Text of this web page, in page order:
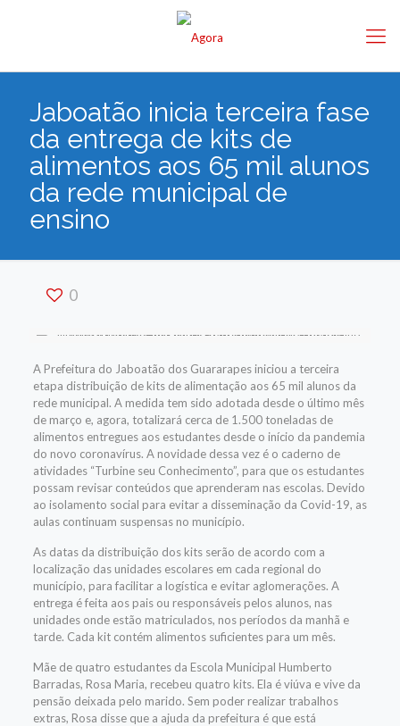
Jaboatão inicia terceira fase
da entrega de kits de
alimentos aos 65 mil alunos
da rede municipal de
ensino
0
A Prefeitura do Jaboatão dos Guararapes iniciou a terceira
etapa distribuição de kits de alimentação aos 65 mil alunos da
rede municipal. A medida tem sido adotada desde o último mês
de março e, agora, totalizará cerca de 1.500 toneladas de
alimentos entregues aos estudantes desde o início da pandemia
do novo coronavírus. A novidade dessa vez é o caderno de
atividades “Turbine seu Conhecimento”, para que os estudantes
possam revisar conteúdos que aprenderam nas escolas. Devido
ao isolamento social para evitar a disseminação da Covid-19, as
aulas continuam suspensas no município.
As datas da distribuição dos kits serão de acordo com a
localização das unidades escolares em cada regional do
município, para facilitar a logística e evitar aglomerações. A
entrega é feita aos pais ou responsáveis pelos alunos, nas
unidades onde estão matriculados, nos períodos da manhã e
tarde. Cada kit contém alimentos suficientes para um mês.
Mãe de quatro estudantes da Escola Municipal Humberto
Barradas, Rosa Maria, recebeu quatro kits. Ela é viúva e vive da
pensão deixada pelo marido. Sem poder realizar trabalhos
extras, Rosa disse que a ajuda da prefeitura é que está